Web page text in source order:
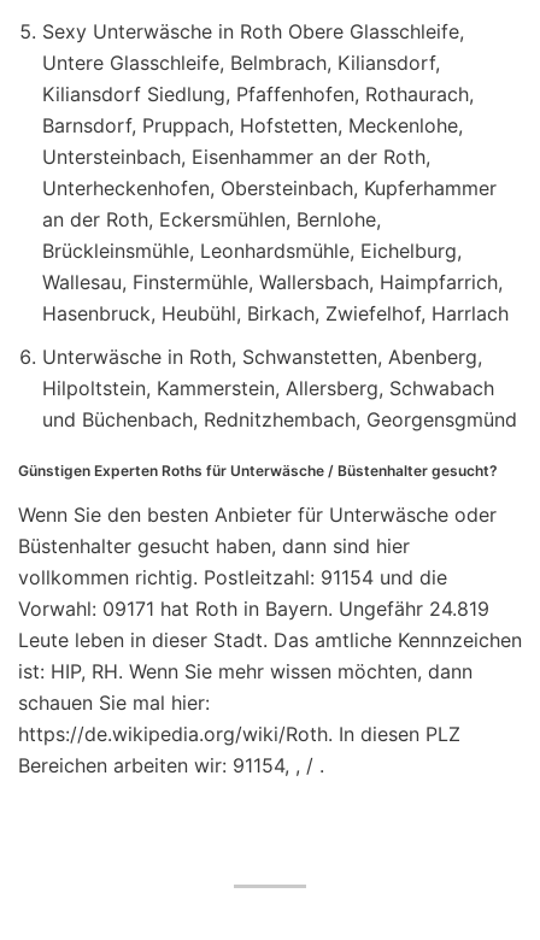
Sexy Unterwäsche in Roth Obere Glasschleife,
Untere Glasschleife, Belmbrach, Kiliansdorf,
Kiliansdorf Siedlung, Pfaffenhofen, Rothaurach,
Barnsdorf, Pruppach, Hofstetten, Meckenlohe,
Untersteinbach, Eisenhammer an der Roth,
Unterheckenhofen, Obersteinbach, Kupferhammer
an der Roth, Eckersmühlen, Bernlohe,
Brückleinsmühle, Leonhardsmühle, Eichelburg,
Wallesau, Finstermühle, Wallersbach, Haimpfarrich,
Hasenbruck, Heubühl, Birkach, Zwiefelhof, Harrlach
Unterwäsche in Roth, Schwanstetten, Abenberg,
Hilpoltstein, Kammerstein, Allersberg, Schwabach
und Büchenbach, Rednitzhembach, Georgensgmünd
Günstigen Experten Roths für Unterwäsche / Büstenhalter gesucht?
Wenn Sie den besten Anbieter für Unterwäsche oder
Büstenhalter gesucht haben, dann sind hier
vollkommen richtig. Postleitzahl: 91154 und die
Vorwahl: 09171 hat Roth in Bayern. Ungefähr 24.819
Leute leben in dieser Stadt. Das amtliche Kennnzeichen
ist: HIP, RH. Wenn Sie mehr wissen möchten, dann
schauen Sie mal hier:
https://de.wikipedia.org/wiki/Roth. In diesen PLZ
Bereichen arbeiten wir: 91154, , / .